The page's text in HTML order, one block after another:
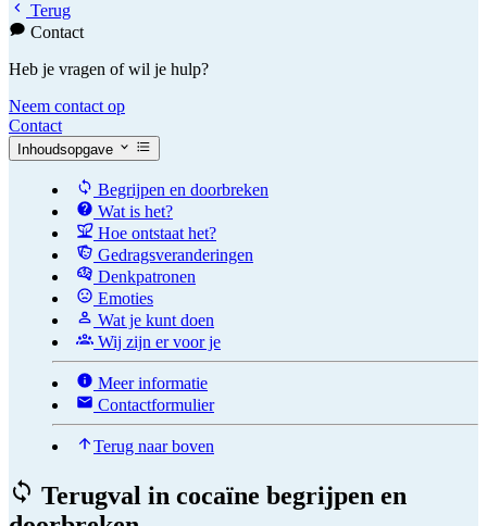
Terug
Contact
Heb je vragen of wil je hulp?
Neem contact op
Contact
Inhoudsopgave
Begrijpen en doorbreken
Wat is het?
Hoe ontstaat het?
Gedragsveranderingen
Denkpatronen
Emoties
Wat je kunt doen
Wij zijn er voor je
Meer informatie
Contactformulier
Terug naar boven
Terugval in cocaïne begrijpen en